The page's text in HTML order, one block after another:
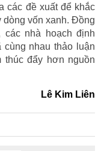
các đề xuất để khắc
dòng vốn xanh. Đồng
nhà hoạch định
nhau thảo luận
thúc đẩy hơn nguồn
Lê Kim Liên